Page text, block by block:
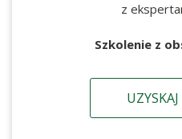
z
Szkolenie z